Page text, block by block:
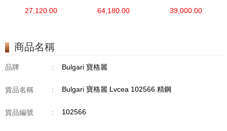
27,120.00 64,180.00 39,000.00
商品名稱
品牌 : Bulgari 寶格麗
貨品名稱 : Bulgari 寶格麗 Lvcea 102566 精鋼
貨品編號 : 102566